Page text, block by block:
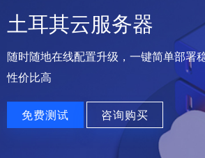
土耳其云服务器
随时随地在线配置升级，一键简单部署
性价比高
免费测试 咨询购买